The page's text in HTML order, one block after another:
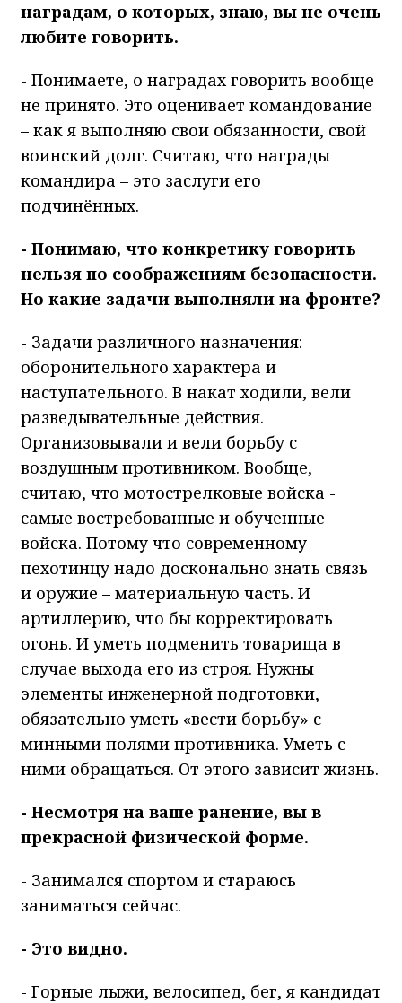
наградам, о которых, знаю, вы не очень
любите говорить.
- Понимаете, о наградах говорить вообще
не принято. Это оценивает командование
– как я выполняю свои обязанности, свой
воинский долг. Считаю, что награды
командира – это заслуги его
подчинённых.
- Понимаю, что конкретику говорить
нельзя по соображениям безопасности.
Но какие задачи выполняли на фронте?
- Задачи различного назначения:
оборонительного характера и
наступательного. В накат ходили, вели
разведывательные действия.
Организовывали и вели борьбу с
воздушным противником. Вообще,
считаю, что мотострелковые войска -
самые востребованные и обученные
войска. Потому что современному
пехотинцу надо досконально знать связь
и оружие – материальную часть. И
артиллерию, что бы корректировать
огонь. И уметь подменить товарища в
случае выхода его из строя. Нужны
элементы инженерной подготовки,
обязательно уметь «вести борьбу» с
минными полями противника. Уметь с
ними обращаться. От этого зависит жизнь.
- Несмотря на ваше ранение, вы в
прекрасной физической форме.
- Занимался спортом и стараюсь
заниматься сейчас.
- Это видно.
- Горные лыжи, велосипед, бег, я кандидат